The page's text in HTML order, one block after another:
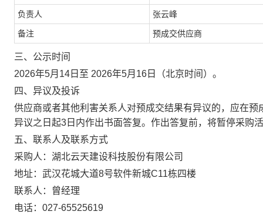
负责人 张云峰
备注 预成交供应商
三、公示时间
2026年5月14日至 2026年5月16日（北京时间）。
四、异议及投诉
供应商或者其他利害关系人对预成交结果有异议的，应在
异议之日起3 日内作出书面答复。作出答复前，将暂停采购
五、 联系人及联系方式
采购人：湖北云天建设科技股份有限公司
地址：武汉花城大道8号软件新城C11栋四楼
联系人：曾经理
电话： 027-65525619